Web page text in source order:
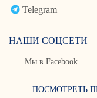
Telegram
НАШИ СОЦСЕТИ
Мы в Facebook
ПОСМОТРЕТЬ